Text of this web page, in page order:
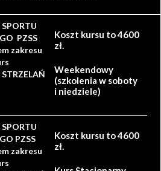
PZSS
zakresu
Koszt kursu to 4600
zł.
Weekendowy
(szkolenia w soboty
i niedziele)
PZSS
zakresu
Koszt kursu to 4600
zł.